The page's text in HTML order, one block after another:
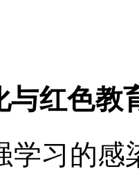
与红色教
学习的感